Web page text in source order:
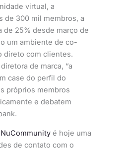
virtual, a
de 300 mil membros, a
de 25% desde março de
um ambiente de co-
direto com clientes.
de marca, “a
case do perfil do
próprios membros
e debatem
NuCommunity é hoje uma
de contato com o